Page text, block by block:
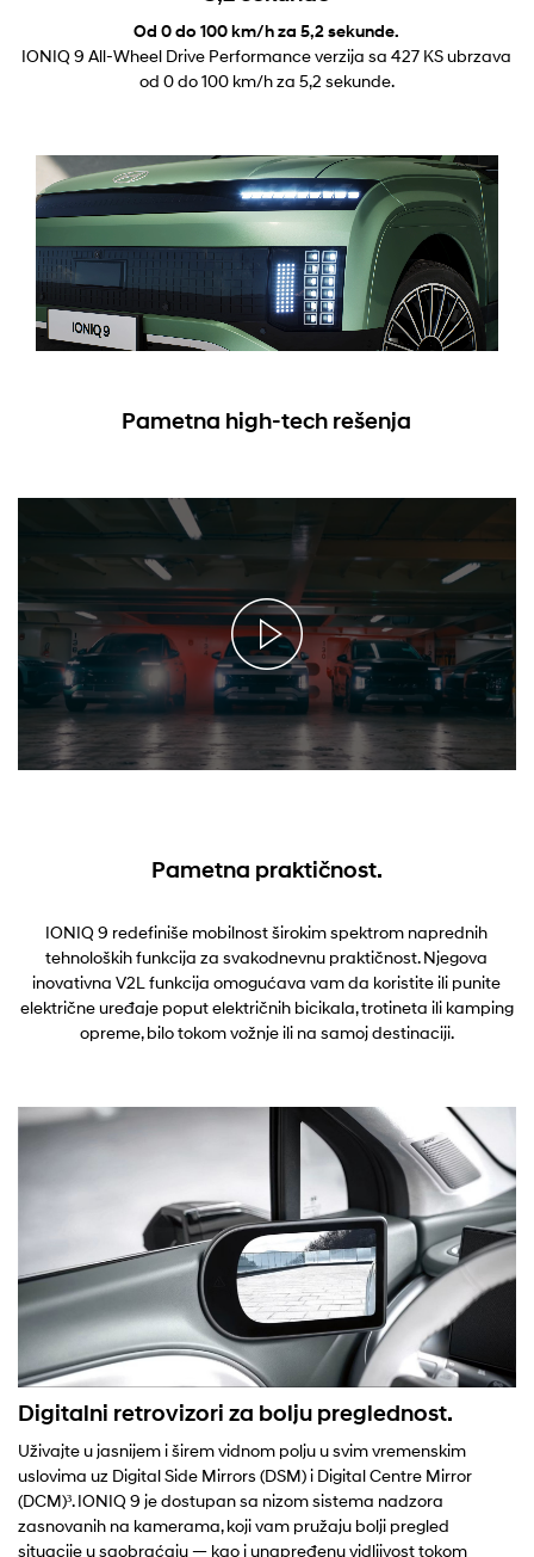
Od 0 do 100 km/h za 5,2 sekunde.
IONIQ 9 All-Wheel Drive Performance verzija sa 427 KS ubrzava
od 0 do 100 km/h za 5,2 sekunde.
Pametna high-tech rešenja
Pametna praktičnost.
IONIQ 9 redefiniše mobilnost širokim spektrom naprednih
tehnoloških funkcija za svakodnevnu praktičnost. Njegova
inovativna V2L funkcija omogućava vam da koristite ili punite
električne uređaje poput električnih bicikala, trotineta ili kamping
opreme, bilo tokom vožnje ili na samoj destinaciji.
Digitalni retrovizori za bolju preglednost.
Uživajte u jasnijem i širem vidnom polju u svim vremenskim
uslovima uz Digital Side Mirrors (DSM) i Digital Centre Mirror
(DCM)³. IONIQ 9 je dostupan sa nizom sistema nadzora
zasnovanih na kamerama, koji vam pružaju bolji pregled
situacije u saobraćaju — kao i unapređenu vidljivost tokom